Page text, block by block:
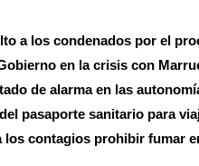
a los condenados por el
en la crisis con
de alarma en las
pasaporte sanitario para
los contagios prohibir fumar